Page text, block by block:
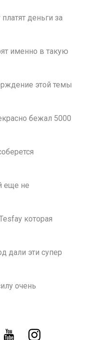
деньги за
именно в такую
этой темы
бежал 5000
еще не
которая
дали эти супер
очень